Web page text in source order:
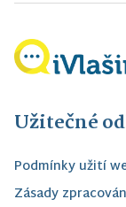
Užitečné
Podmínky užití
Zásady